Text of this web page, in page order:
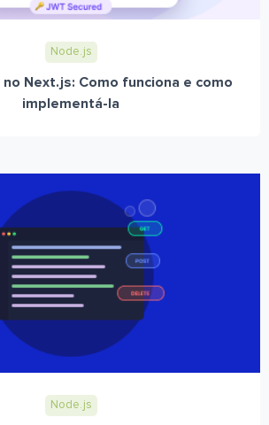
Node.js
Next.js: Como funciona e como
implementá-la
Node.js